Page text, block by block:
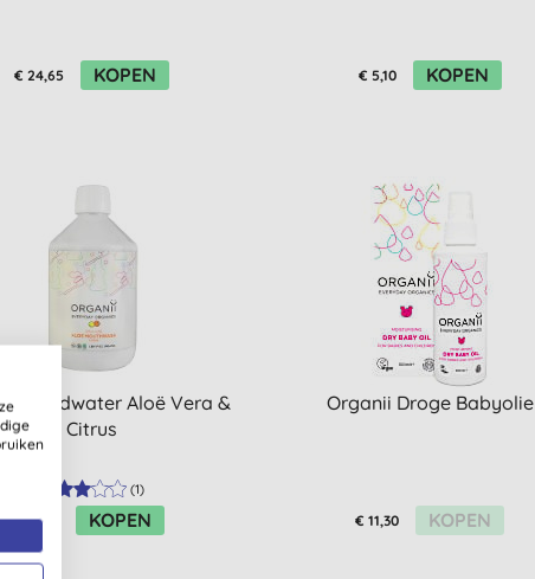
€ 24,65 KOPEN € 5,10 KOPEN
Mondwater Aloë Vera &
Citrus
(1)
€ 8,20 KOPEN
Organii Droge Babyolie
€ 11,30 KOPEN